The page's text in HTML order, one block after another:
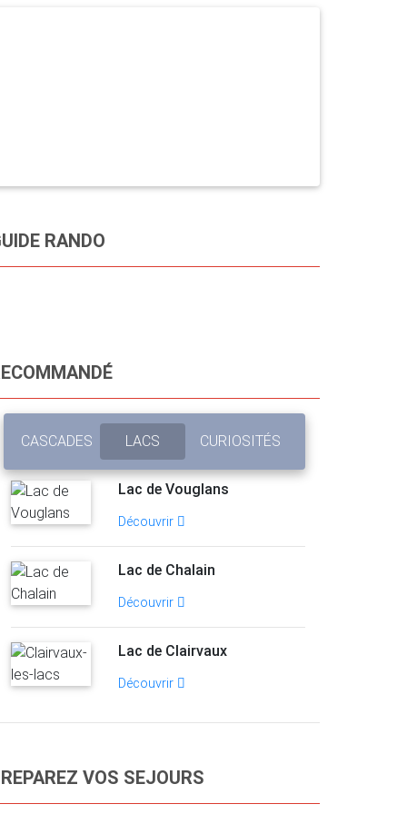
RANDO
CASCADES LACS CURIOSITÉS
Lac de Vouglans
Découvrir
Lac de Chalain
Découvrir
Lac de Clairvaux
Découvrir
VOS SEJOURS